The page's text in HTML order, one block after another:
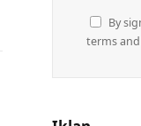
By
terms